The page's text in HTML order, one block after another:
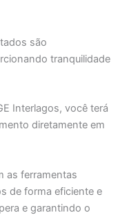
são
tranquilidade
Interlagos, você terá
diretamente em
as ferramentas
de forma eficiente e
e garantindo o